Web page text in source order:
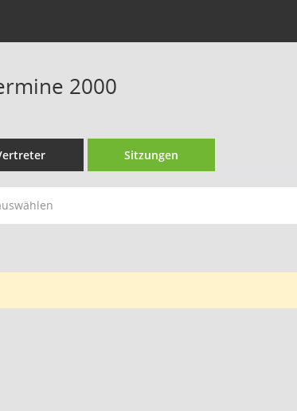
2000
Sitzungen